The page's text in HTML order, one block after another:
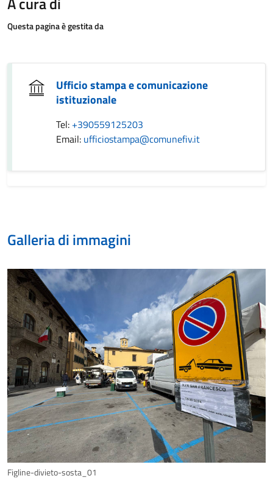
Questa pagina è gestita da
Ufficio stampa e comunicazione
istituzionale
Tel: +390559125203
Email: ufficiostampa@comunefiv.it
Galleria di immagini
Figline-divieto-sosta_01